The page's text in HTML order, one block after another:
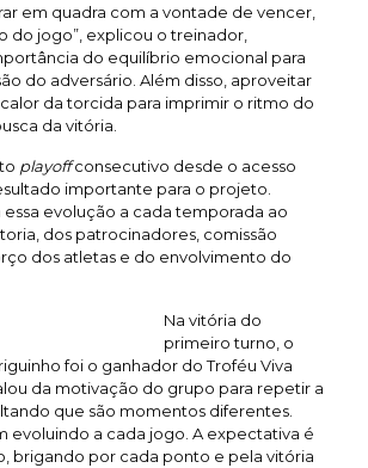
em quadra com a vontade de vencer,
do jogo”, explicou o treinador,
do equilíbrio emocional para
do adversário. Além disso, aproveitar
da torcida para imprimir o ritmo do
da vitória.
playoffconsecutivo desde o acesso
importante para o projeto.
evolução a cada temporada ao
dos patrocinadores, comissão
dos atletas e do envolvimento do
Na vitória do
primeiro turno, o
foi o ganhador do Troféu Viva
da motivação do grupo para repetir a
que são momentos diferentes.
evoluindo a cada jogo. A expectativa é
brigando por cada ponto e pela vitória